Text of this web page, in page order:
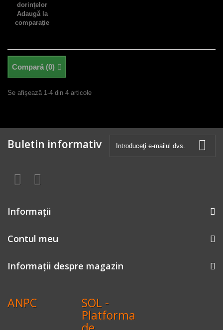
dorinţelor
Adaugă la
comparație
Compară (0)
Se afişează 1-4 din 4 articole
Buletin informativ
Informaţii
Contul meu
Informații despre magazin
ANPC SOL -
Platforma